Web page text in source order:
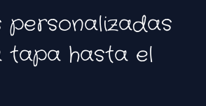
personalizadas
tapa hasta el